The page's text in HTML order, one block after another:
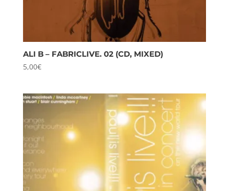
ALI B – FABRICLIVE. 02 (CD, MIXED)
5,00€